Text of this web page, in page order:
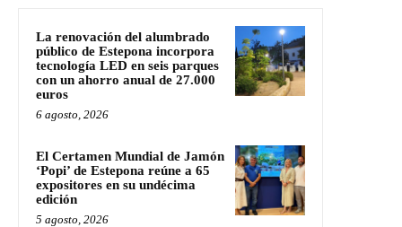
La renovación del alumbrado
público de Estepona incorpora
tecnología LED en seis parques
con un ahorro anual de 27.000
euros
6 agosto, 2026
El Certamen Mundial de Jamón
‘Popi’ de Estepona reúne a 65
expositores en su undécima
edición
5 agosto, 2026